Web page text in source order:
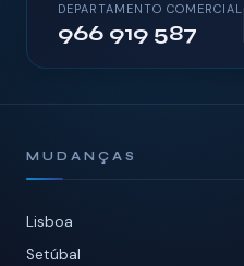
DEPARTAMENTO COMERCIAL
966 919 587
MUDANÇAS
Lisboa
Setúbal